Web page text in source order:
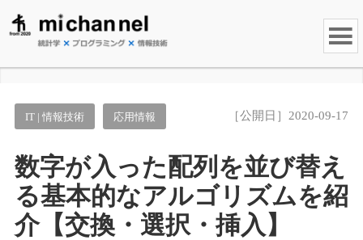
IT | 情報技術 応用情報 ［公開日］2020-09-17
数字が入った配列を並び替え
る基本的なアルゴリズムを紹
介【交換・選択・挿入】